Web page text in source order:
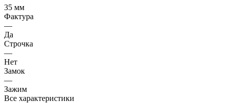
35 мм
Фактура
—
Да
Строчка
—
Нет
Замок
—
Зажим
Все характеристики